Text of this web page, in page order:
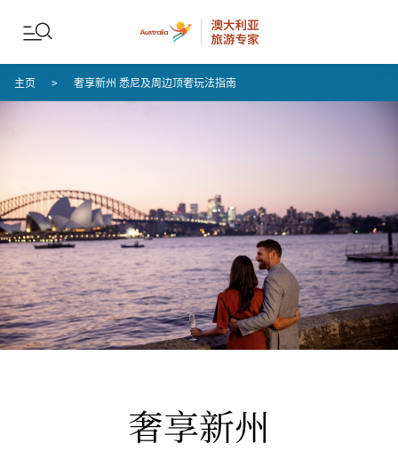
Skip to content
Skip to footer navigation
主页 奢享新州 悉尼及周边顶奢玩法指南
奢享新州